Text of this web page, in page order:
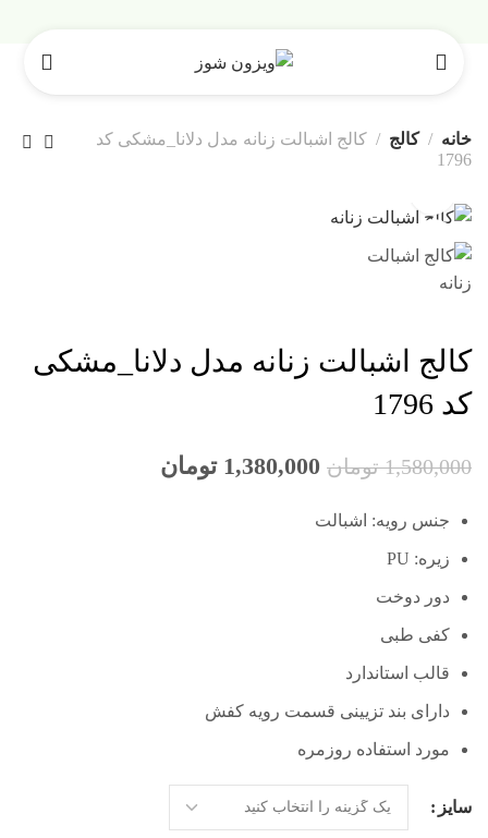
خانه کالج
کالج اشبالت زنانه مدل دلانا_مشکی کد
1796
کالج اشبالت زنانه مدل دلانا_مشکی
کد 1796
1,580,000 تومان 1,380,000 تومان
جنس رویه: اشبالت
زیره: PU
دور دوخت
کفی طبی
قالب استاندارد
دارای بند تزیینی قسمت رویه کفش
مورد استفاده روزمره
سایز